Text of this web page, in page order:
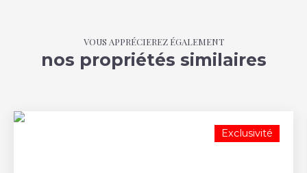
VOUS APPRÉCIEREZ ÉGALEMENT
nos propriétés similaires
Exclusivité